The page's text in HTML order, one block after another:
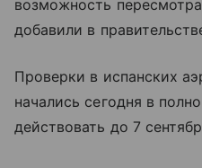
возможность
добавили в
Проверки в испанских
начались сегодня в
действовать до 7